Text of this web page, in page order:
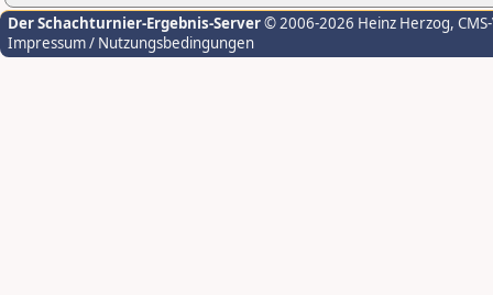
Der Schachturnier-Ergebnis-Server© 2006-2026 Heinz Herzog,
Impressum / Nutzungsbedingungen